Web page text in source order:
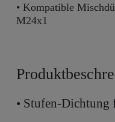
• Stufen-Dichtung
• Kompatible
M24x1